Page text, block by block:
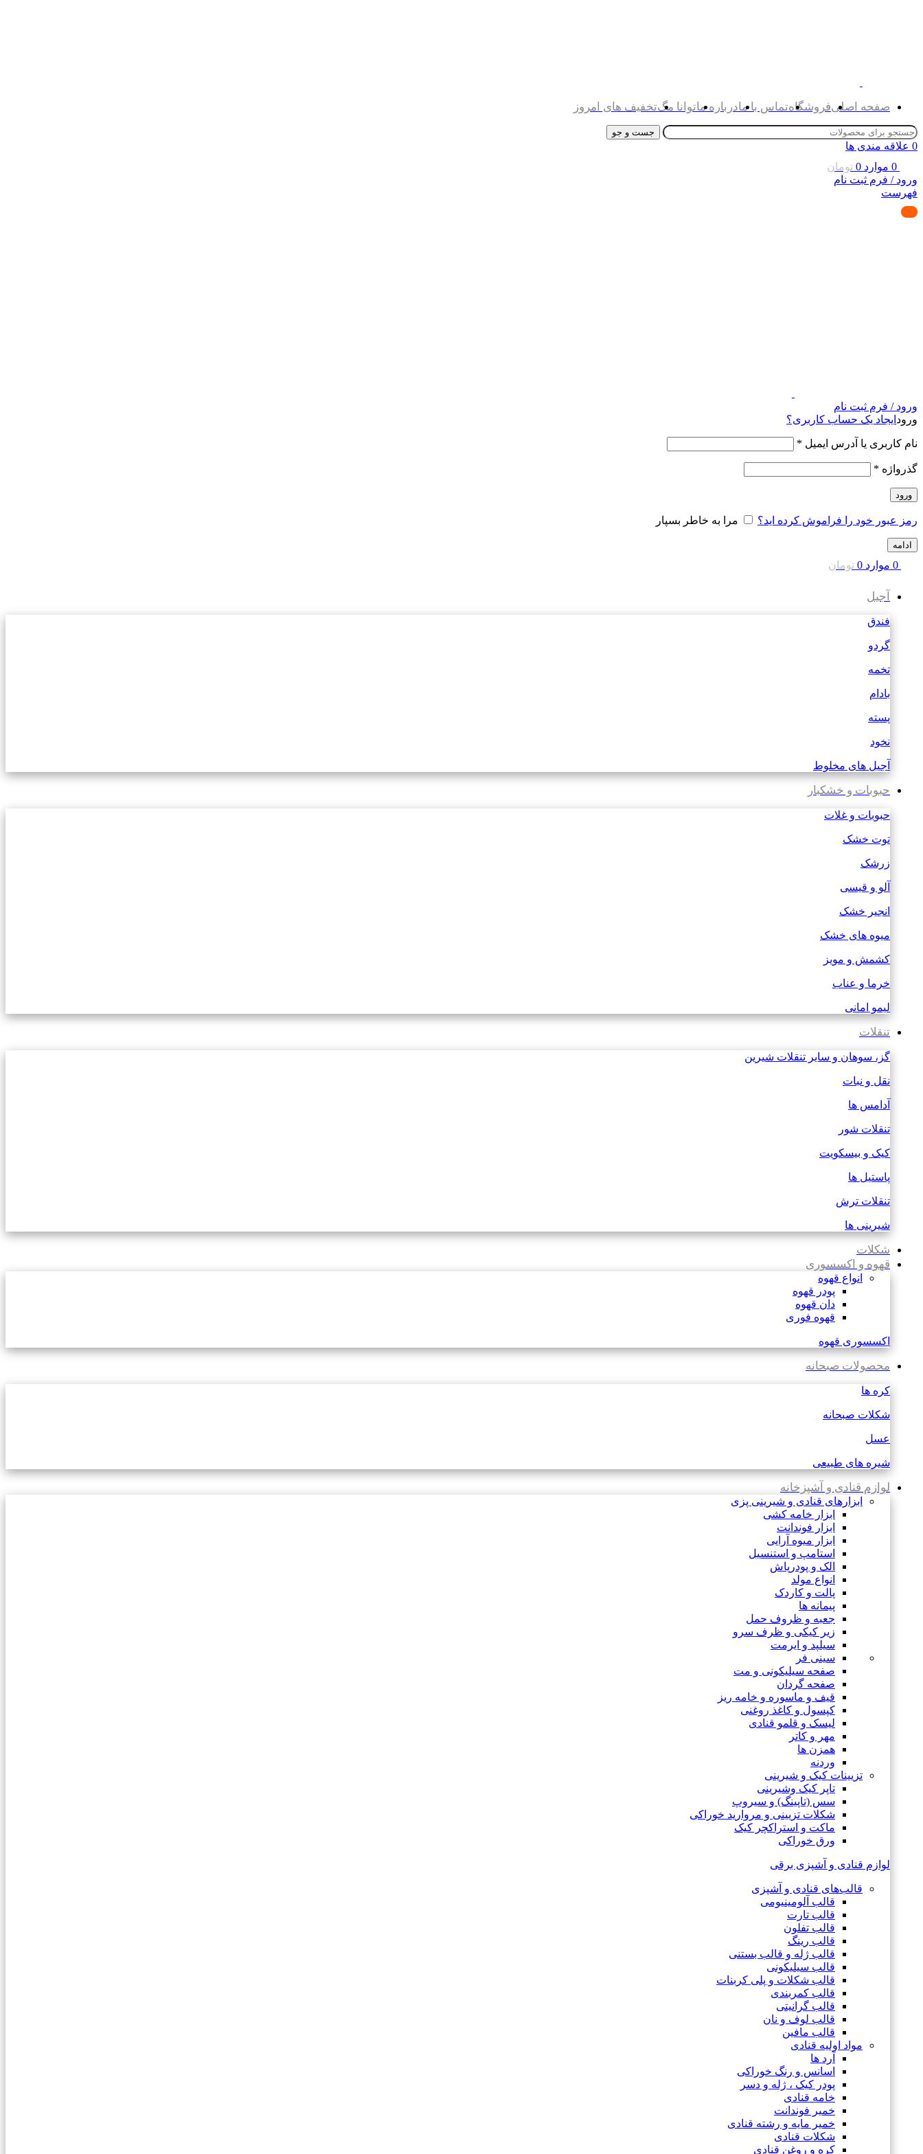
صفحه اصلیفروشگاهتماس با مادرباره ماتوانا مگتخفیف های امروز
جست و جو
0 علاقه مندی ها
0 موارد 0 تومان
ورود / فرم ثبت نام
فهرست
ورود / فرم ثبت نام
ورود ایجاد یک حساب کاربری؟
نام کاربری یا آدرس ایمیل *
گذرواژه *
ورود
رمز عبور خود را فراموش کرده اید؟ مرا به خاطر بسپار
ادامه
0 موارد 0 تومان
آجیل
فندق
گردو
تخمه
بادام
پسته
نخود
آجیل های مخلوط
حبوبات و خشکبار
حبوبات و غلات
توت خشک
زرشک
آلو و قیسی
انجیر خشک
میوه های خشک
کشمش و مویز
خرما و عناب
لیمو امانی
تنقلات
گز، سوهان و سایر تنقلات شیرین
نقل و نبات
آدامس ها
تنقلات شور
کیک و بیسکویت
پاستیل ها
تنقلات ترش
شیرینی ها
شکلات
قهوه و اکسسوری
انواع قهوه
پودر قهوه
دان قهوه
قهوه فوری
اکسسوری قهوه
محصولات صبحانه
کره ها
شکلات صبحانه
عسل
شیره های طبیعی
لوازم قنادی و آشپزخانه
ابزارهای قنادی و شیرینی پزی
ابزار خامه کشی
ابزار فوندانت
ابزار میوه آرایی
استامپ و استنسیل
الک و پودرپاش
انواع مولد
پالت و کاردک
پیمانه ها
جعبه و ظروف حمل
زیر کیکی و ظرف سرو
سیلپد و ایرمت
سینی فر
صفحه سیلیکونی و مت
صفحه گردان
قیف و ماسوره و خامه ریز
کپسول و کاغذ روغنی
لیسک و قلمو قنادی
مهر و کاتر
همزن ها
وردنه
تزیینات کیک و شیرینی
تاپر کیک وشیرینی
سس (تاپینگ) و سیروپ
شکلات تزیینی و مروارید خوراکی
ماکت و استراکچر کیک
ورق خوراکی
لوازم قنادی و آشپزی برقی
قالب‌های قنادی و آشپزی
قالب آلومینیومی
قالب تارت
قالب تفلون
قالب رینگ
قالب ژله و قالب بستنی
قالب سیلیکونی
قالب شکلات و پلی کربنات
قالب کمربندی
قالب گرانیتی
قالب لوف و نان
قالب مافین
مواد اولیه قنادی
آرد ها
اسانس و رنگ خوراکی
پودر کیک ، ژله و دسر
خامه قنادی
خمیر فوندانت
خمیر مایه و رشته قنادی
شکلات قنادی
کره و روغن قنادی